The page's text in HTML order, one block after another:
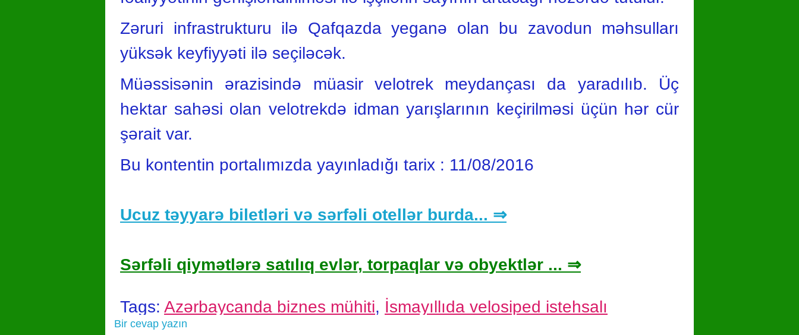
Zəruri infrastrukturu ilə Qafqazda yeganə olan bu zavodun məhsulları
yüksək keyfiyyəti ilə seçiləcək.
Müəssisənin ərazisində müasir velotrek meydançası da yaradılıb. Üç
hektar sahəsi olan velotrekdə idman yarışlarının keçirilməsi üçün hər cür
şərait var.
Bu kontentin portalımızda yayınladığı tarix : 11/08/2016
Ucuz təyyarə biletləri və sərfəli otellər burda... ⇒
Sərfəli qiymətlərə satılıq evlər, torpaqlar və obyektlər ... ⇒
Tags: Azərbaycanda biznes mühiti, İsmayıllıda velosiped istehsalı
Bir cevap yazın